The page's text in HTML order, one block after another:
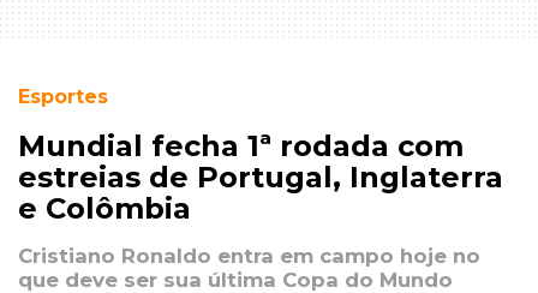
Esportes
Mundial fecha 1ª rodada com
estreias de Portugal, Inglaterra
e Colômbia
Cristiano Ronaldo entra em campo hoje no
que deve ser sua última Copa do Mundo